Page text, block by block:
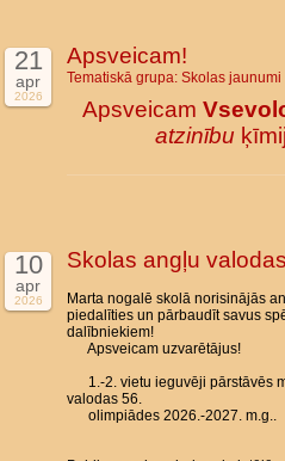
21
apr
2026
Apsveicam!
Tematiskā grupa: Skolas jaunumi
Apsveicam
atzinību
10
apr
2026
Skolas angļu
Marta nogalē skolā norisinājās
piedalīties un pārbaudīt savus
dalībniekiem!
Apsveicam uzvarētājus!
1.-2. vietu ieguvēji pārstāvēs
valodas 56.
olimpiādes 2026.-2027. m.g..